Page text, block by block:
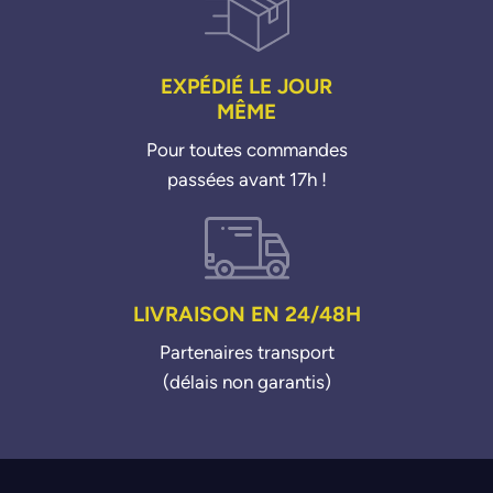
EXPÉDIÉ LE JOUR
MÊME
Pour toutes commandes
passées avant 17h !
LIVRAISON EN 24/48H
Partenaires transport
(délais non garantis)